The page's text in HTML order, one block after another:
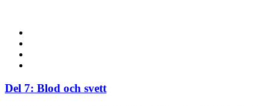
Del 7: Blod och svett